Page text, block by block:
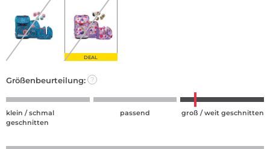
DEAL
Größenbeurteilung: ?
klein / schmal
geschnitten
passend groß / weit geschnitten